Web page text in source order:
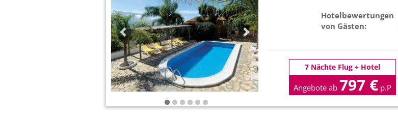
Hotelbewertungen
von Gästen:
7 Nächte Flug + Hotel
Angebote ab 797 € p.P